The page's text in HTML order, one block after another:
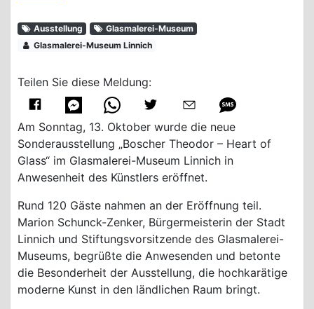
Ausstellung
Glasmalerei-Museum
Glasmalerei-Museum Linnich
Teilen Sie diese Meldung:
Am Sonntag, 13. Oktober wurde die neue
Sonderausstellung „Boscher Theodor – Heart of
Glass“ im Glasmalerei-Museum Linnich in
Anwesenheit des Künstlers eröffnet.
Rund 120 Gäste nahmen an der Eröffnung teil.
Marion Schunck-Zenker, Bürgermeisterin der Stadt
Linnich und Stiftungsvorsitzende des Glasmalerei-
Museums, begrüßte die Anwesenden und betonte
die Besonderheit der Ausstellung, die hochkarätige
moderne Kunst in den ländlichen Raum bringt.